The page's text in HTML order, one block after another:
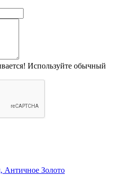
Используйте обычный
Античное Золото